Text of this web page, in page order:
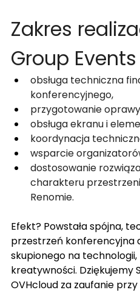
Zakres
Group Events
obsługa techniczna
konferencyjnego,
przygotowanie
obsługa ekranu i
koordynacja
wsparcie
dostosowanie
charakteru
Renomie.
Efekt? Powstała spójna,
przestrzeń konferencyjna
skupionego na technologii,
kreatywności. Dziękujemy
OVHcloud za zaufanie